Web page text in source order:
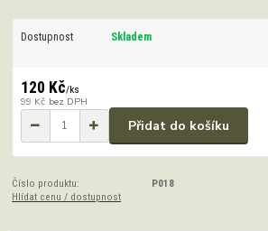
Dostupnost Skladem
120 Kč/ks
99 Kč bez DPH
Přidat do košíku
Číslo produktu:
P018
Hlídat cenu / dostupnost